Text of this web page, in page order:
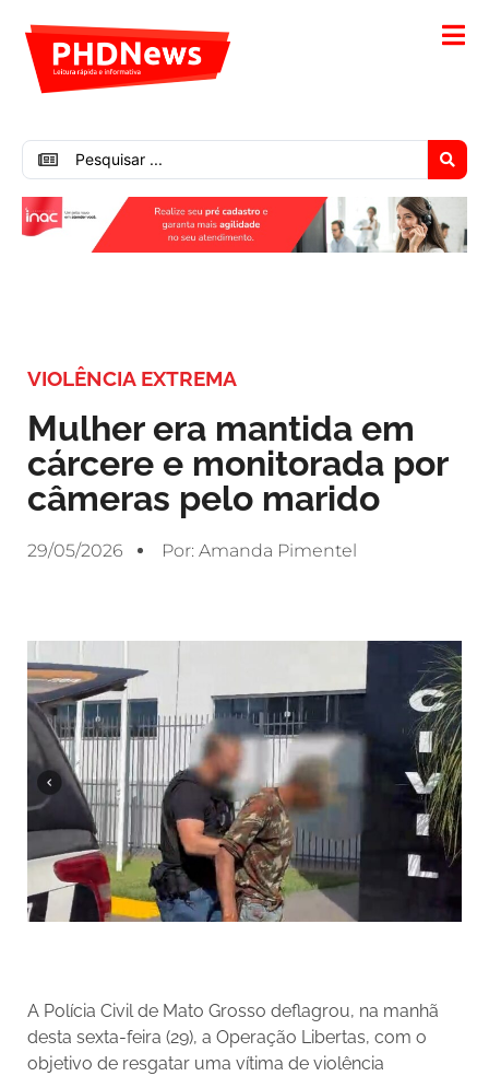
VIOLÊNCIA EXTREMA
Mulher era mantida em
cárcere e monitorada por
câmeras pelo marido
29/05/2026 Por: Amanda Pimentel
A Polícia Civil de Mato Grosso deflagrou, na manhã
desta sexta-feira (29), a Operação Libertas, com o
objetivo de resgatar uma vítima de violência